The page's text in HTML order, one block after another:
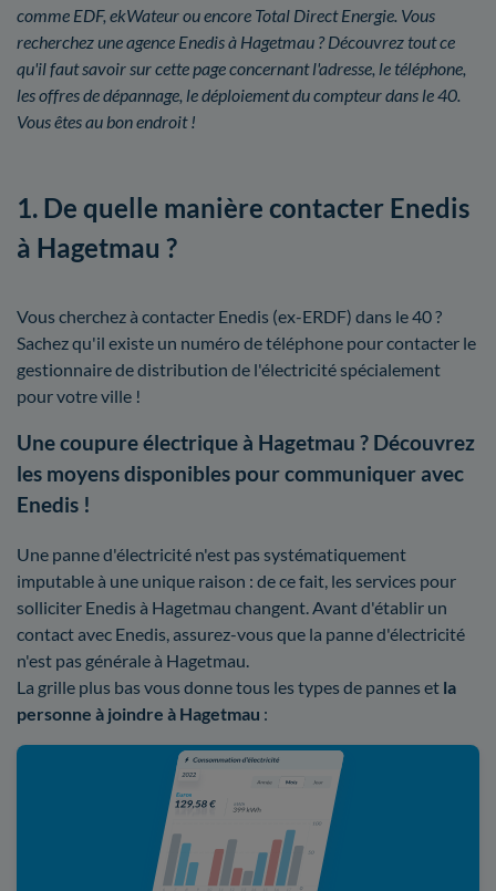
comme EDF, ekWateur ou encore Total Direct Energie. Vous
recherchez une agence Enedis à Hagetmau ? Découvrez tout ce
qu'il faut savoir sur cette page concernant l'adresse, le téléphone,
les offres de dépannage, le déploiement du compteur dans le 40.
Vous êtes au bon endroit !
1. De quelle manière contacter Enedis
à Hagetmau ?
Vous cherchez à contacter Enedis (ex-ERDF) dans le 40 ?
Sachez qu'il existe un numéro de téléphone pour contacter le
gestionnaire de distribution de l'électricité spécialement
pour votre ville !
Une coupure électrique à Hagetmau ? Découvrez
les moyens disponibles pour communiquer avec
Enedis !
Une panne d'électricité n'est pas systématiquement
imputable à une unique raison : de ce fait, les services pour
solliciter Enedis à Hagetmau changent. Avant d'établir un
contact avec Enedis, assurez-vous que la panne d'électricité
n'est pas générale à Hagetmau.
La grille plus bas vous donne tous les types de pannes et la
personne à joindre à Hagetmau :